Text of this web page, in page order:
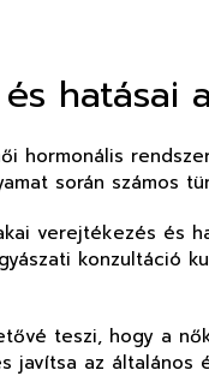
hatásai
hormonális
során
verejtékezés és
teszi, hogy a
javítsa az